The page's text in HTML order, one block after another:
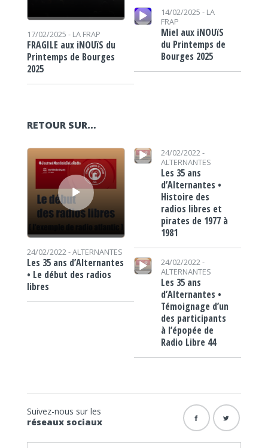
17/02/2025 - LA FRAP
FRAGILE aux iNOUïS du
Printemps de Bourges
2025
Lecteur audio
14/02/2025 - LA
FRAP
Miel aux iNOUïS
du Printemps de
Bourges 2025
RETOUR SUR…
Lecteur audio
24/02/2022 -ALTERNANTES
Les 35 ans d’Alternantes
• Le début des radios
libres
Lecteur audio
24/02/2022 -
ALTERNANTES
Les 35 ans
d’Alternantes •
Histoire des
radios libres et
pirates de 1977 à
1981
Lecteur audio
24/02/2022 -
ALTERNANTES
Les 35 ans
d’Alternantes •
Témoignage d’un
des participants
à l’épopée de
Radio Libre 44
Suivez-nous sur les
réseaux sociaux